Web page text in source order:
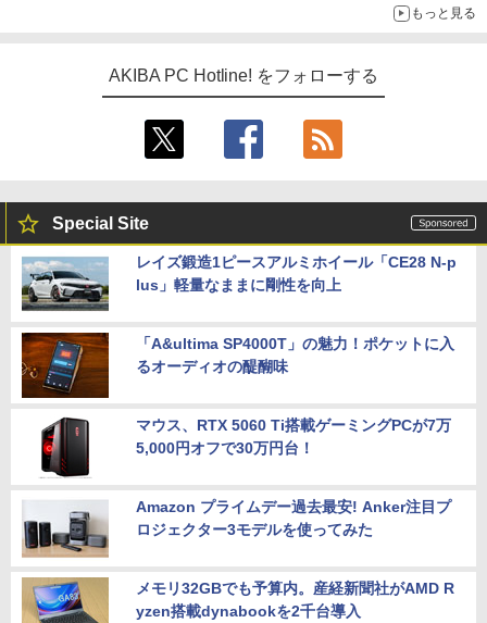
もっと見る
AKIBA PC Hotline! をフォローする
Special Site
レイズ鍛造1ピースアルミホイール「CE28 N-p
lus」軽量なままに剛性を向上
「A&ultima SP4000T」の魅力！ポケットに入
るオーディオの醍醐味
マウス、RTX 5060 Ti搭載ゲーミングPCが7万
5,000円オフで30万円台！
Amazon プライムデー過去最安! Anker注目プ
ロジェクター3モデルを使ってみた
メモリ32GBでも予算内。産経新聞社がAMD R
yzen搭載dynabookを2千台導入